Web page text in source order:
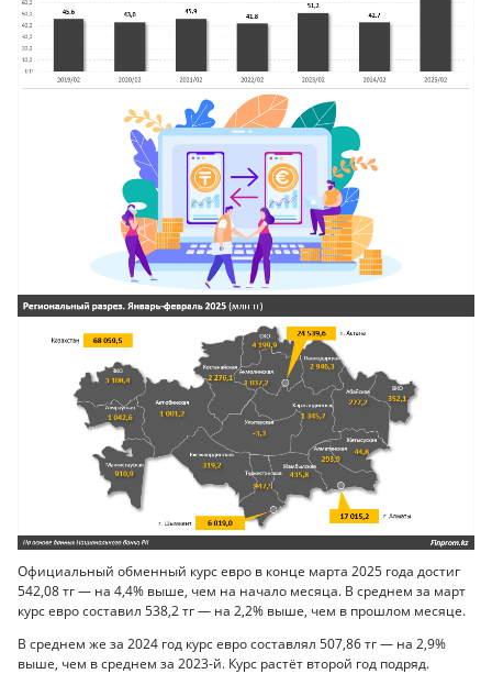
Официальный обменный курс евро в конце марта 2025 года достиг
542,08 тг — на 4,4% выше, чем на начало месяца. В среднем за март
курс евро составил 538,2 тг — на 2,2% выше, чем в прошлом месяце.
В среднем же за 2024 год курс евро составлял 507,86 тг — на 2,9%
выше, чем в среднем за 2023-й. Курс растёт второй год подряд.